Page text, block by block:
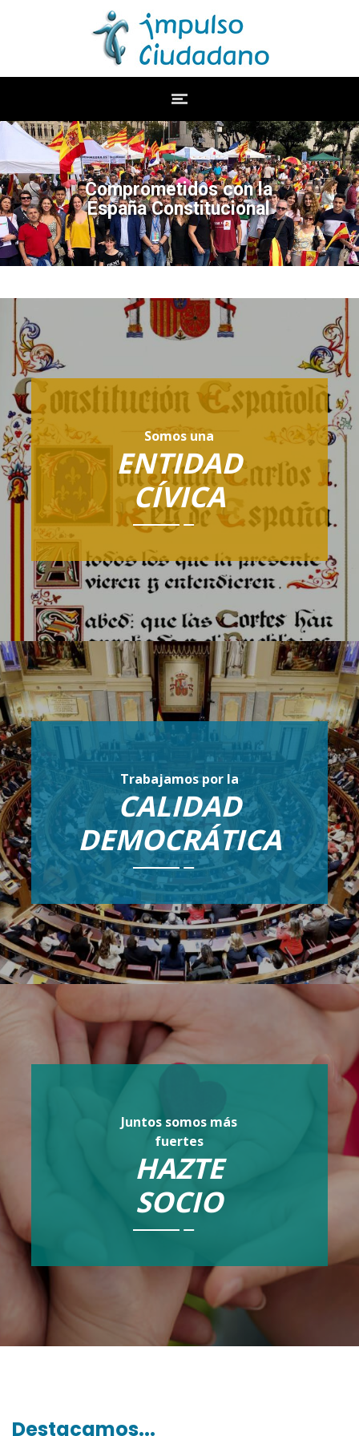
Comprometidos con la
España Constitucional
Somos una
ENTIDAD
CÍVICA
Trabajamos por la
CALIDAD
DEMOCRÁTICA
Juntos somos más
fuertes
HAZTE
SOCIO
Destacamos...